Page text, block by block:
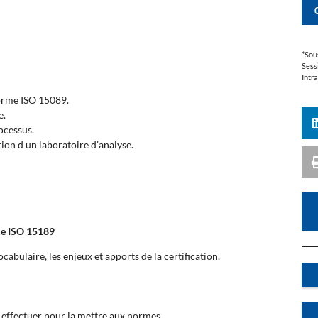
ISO 15089.
d un laboratoire d’analyse.
ISO 15189
les enjeux et apports de la certification.